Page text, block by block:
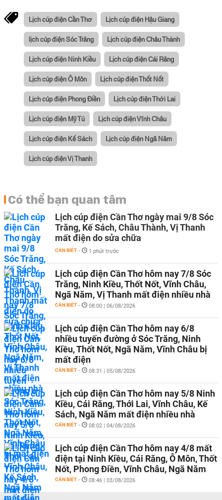
Lịch cúp điện Cần Thơ Lịch cúp điện Hậu Giang
lịch cúp điện Sóc Trăng Lịch cúp điện Châu Thành
Lịch cúp điện Ninh Kiều Lịch cúp điện Cái Răng
Lịch cúp điện Ô Môn Lịch cúp điện Thốt Nốt
Lịch cúp điện Phong Điền Lịch cúp điện Thới Lai
Lịch cúp điện Mỹ Tú Lịch cúp điện Vĩnh Châu
Lịch cúp điện Kế Sách Lịch cúp điện Ngã Năm
Lịch cúp điện Vị Thanh
Có thể bạn quan tâm
Lịch cúp điện Cần Thơ ngày mai 9/8 Sóc
Trăng, Kế Sách, Châu Thành, Vị Thanh
mất điện do sửa chữa
CẦN BIẾT - 1 phút trước
Lịch cúp điện Cần Thơ hôm nay 7/8 Sóc
Trăng, Ninh Kiều, Thốt Nốt, Vĩnh Châu,
Ngã Năm, Vị Thanh mất điện nhiều nhà
CẦN BIẾT - 08:00 | 06/08/2026
Lịch cúp điện Cần Thơ hôm nay 6/8
nhiều tuyến đường ở Sóc Trăng, Ninh
Kiều, Thốt Nốt, Ngã Năm, Vĩnh Châu bị
mất điện
CẦN BIẾT - 08:31 | 05/08/2026
Lịch cúp điện Cần Thơ hôm nay 5/8 Ninh
Kiều, Cái Răng, Thới Lai, Vĩnh Châu, Kế
Sách, Ngã Năm mất điện nhiều nhà
CẦN BIẾT - 08:02 | 04/08/2026
Lịch cúp điện Cần Thơ hôm nay 4/8 mất
điện tại Ninh Kiều, Cái Răng, Ô Môn, Thốt
Nốt, Phong Điền, Vĩnh Châu, Ngã Năm
CẦN BIẾT - 08:46 | 03/08/2026